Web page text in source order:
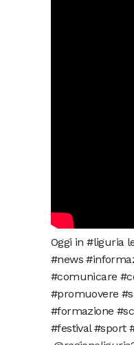
Oggi in #liguria
#news
#comunicare
#promuovere
#formazione
#festival #sport